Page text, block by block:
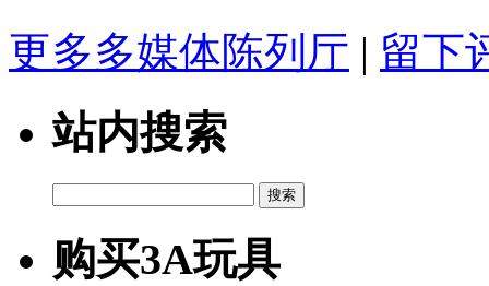
更多多媒体陈列厅 | 留下
站内搜索
购买3A玩具